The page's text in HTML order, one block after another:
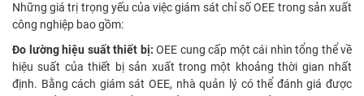
Những giá trị trọng yếu của việc giám sát chỉ số OEE trong sản xuất
công nghiệp bao gồm:
Đo lường hiệu suất thiết bị: OEE cung cấp một cái nhìn tổng thể về
hiệu suất của thiết bị sản xuất trong một khoảng thời gian nhất
định. Bằng cách giám sát OEE, nhà quản lý có thể đánh giá được